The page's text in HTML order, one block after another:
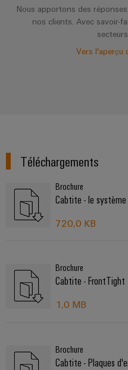
Nous apportons des
nos clients. Avec savoir-
Vers l'aperçu
Téléchargements
Brochure
Cabtite - le
720,0 KB
Brochure
Cabtite - FrontTight
1,0 MB
Brochure
Cabtite - Plaques